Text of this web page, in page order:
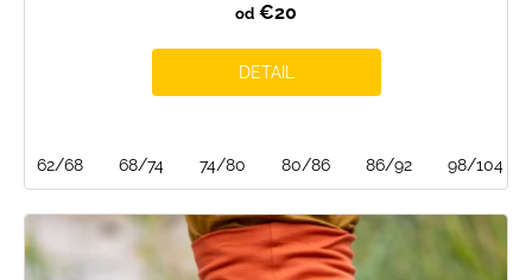
od €20
DETAIL
62/68 68/74 74/80 80/86 86/92 98/104